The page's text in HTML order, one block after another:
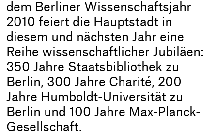
dem Berliner Wissenschaftsjahr
2010 feiert die Hauptstadt in
diesem und nächsten Jahr eine
Reihe wissenschaftlicher Jubiläen:
350 Jahre Staatsbibliothek zu
Berlin, 300 Jahre Charité, 200
Jahre Humboldt-Universität zu
Berlin und 100 Jahre Max-Planck-
Gesellschaft.